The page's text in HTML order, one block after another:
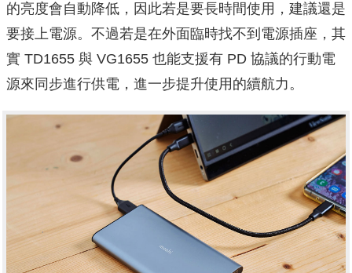
的亮度會自動降低，因此若是要長時間使用，建議還是
要接上電源。不過若是在外面臨時找不到電源插座，其
實 TD1655 與 VG1655 也能支援有 PD 協議的行動電
源來同步進行供電，進一步提升使用的續航力。